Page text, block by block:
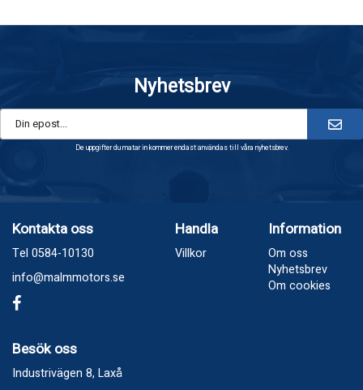
Nyhetsbrev
De uppgifter du matar in kommer endast användas till våra nyhetsbrev.
Kontakta oss
Tel 0584-10130
info@malmmotors.se
Handla
Villkor
Information
Om oss
Nyhetsbrev
Om cookies
Besök oss
Industrivägen 8, Laxå